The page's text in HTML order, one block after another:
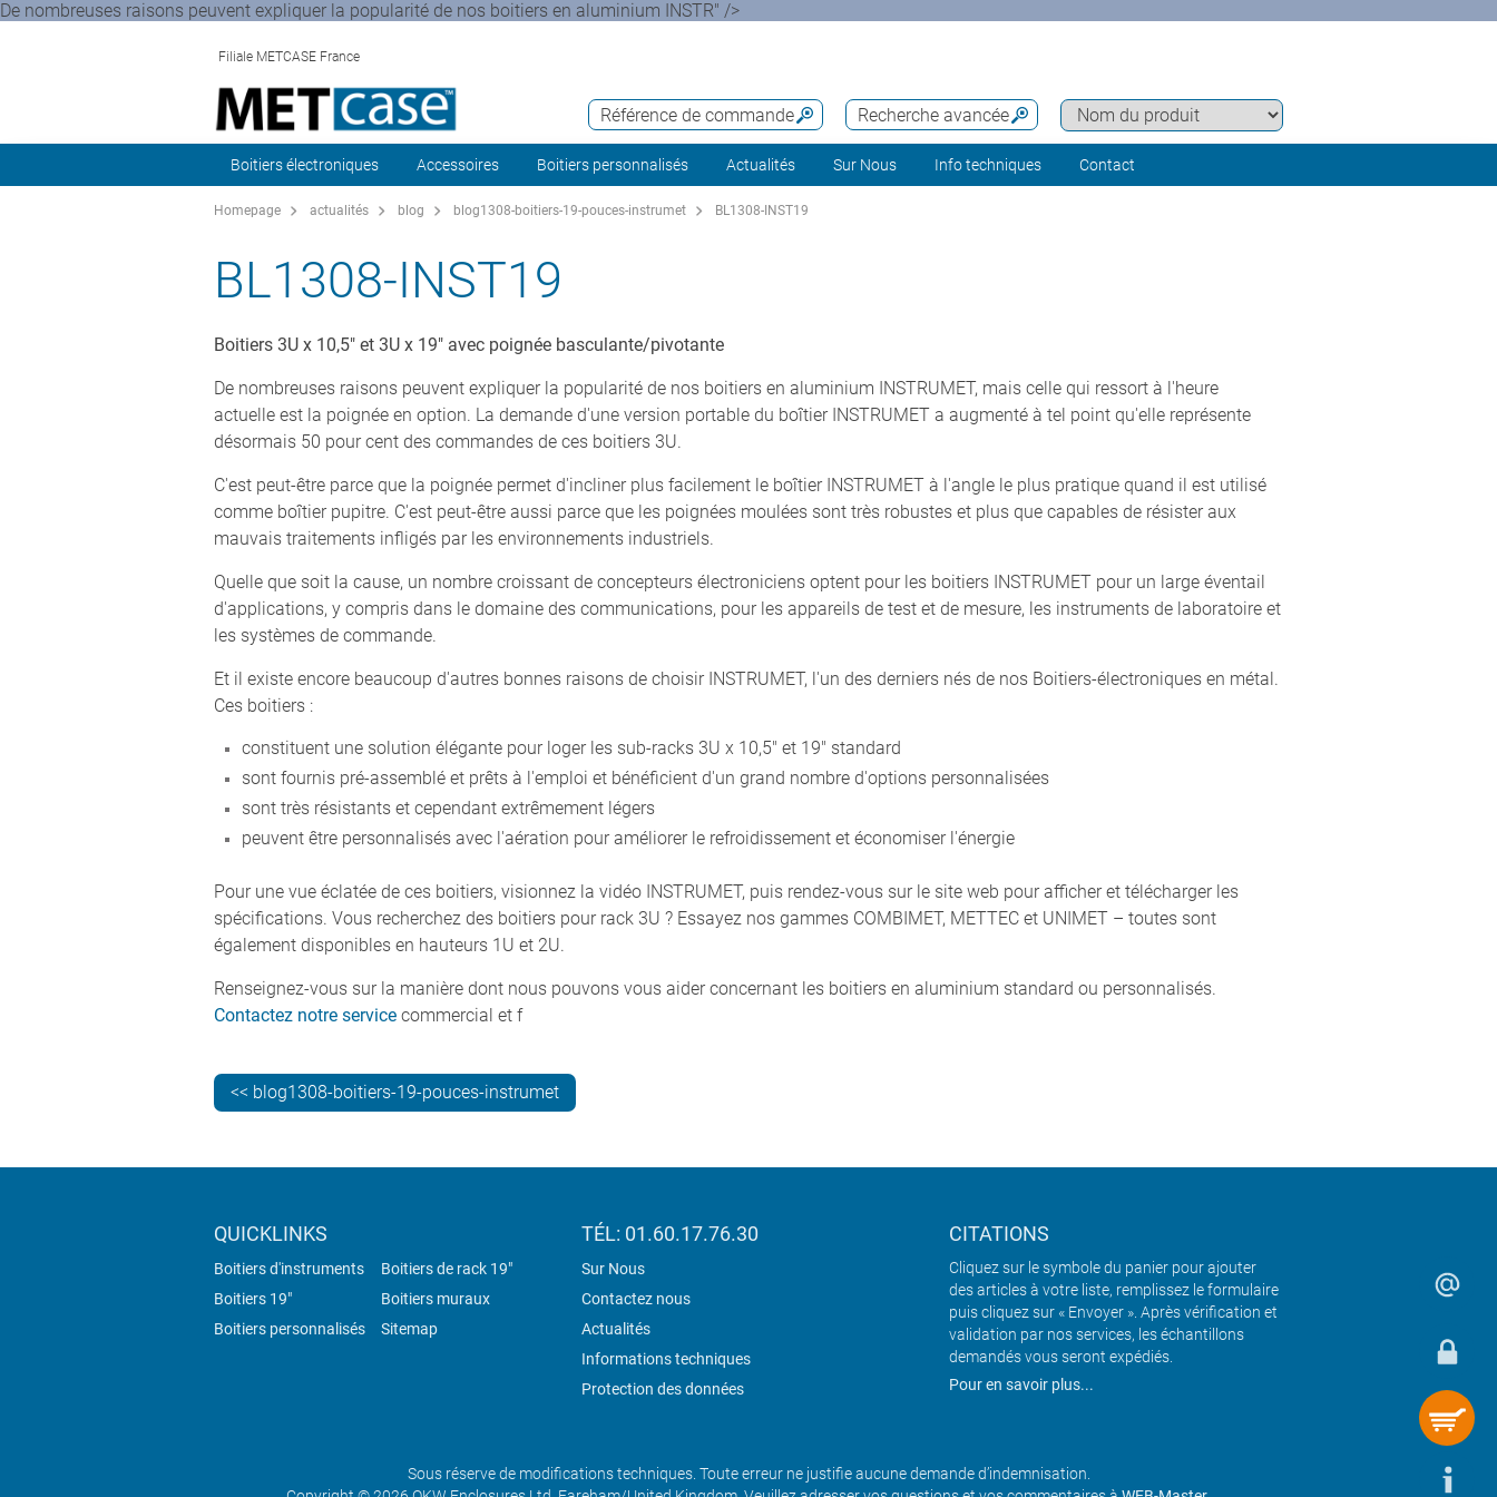
De nombreuses raisons peuvent expliquer la popularité de nos boitiers en aluminium INSTR" />
Filiale METCASE France
Recherche avancée
Référence de commande
Boitiers électroniques Accessoires Boitiers personnalisés Actualités Sur Nous Info techniques Contact
Homepage actualités blog blog1308-boitiers-19-pouces-instrumet BL1308-INST19
BL1308-INST19
Boitiers 3U x 10,5" et 3U x 19" avec poignée basculante/pivotante
De nombreuses raisons peuvent expliquer la popularité de nos boitiers en aluminium INSTRUMET, mais celle qui ressort à l'heure
actuelle est la poignée en option. La demande d'une version portable du boîtier INSTRUMET a augmenté à tel point qu'elle représente
désormais 50 pour cent des commandes de ces boitiers 3U.
C'est peut-être parce que la poignée permet d'incliner plus facilement le boîtier INSTRUMET à l'angle le plus pratique quand il est utilisé
comme boîtier pupitre. C'est peut-être aussi parce que les poignées moulées sont très robustes et plus que capables de résister aux
mauvais traitements infligés par les environnements industriels.
Quelle que soit la cause, un nombre croissant de concepteurs électroniciens optent pour les boitiers INSTRUMET pour un large éventail
d'applications, y compris dans le domaine des communications, pour les appareils de test et de mesure, les instruments de laboratoire et
les systèmes de commande.
Et il existe encore beaucoup d'autres bonnes raisons de choisir INSTRUMET, l'un des derniers nés de nos Boitiers-électroniques en métal.
Ces boitiers :
constituent une solution élégante pour loger les sub-racks 3U x 10,5" et 19" standard
sont fournis pré-assemblé et prêts à l'emploi et bénéficient d'un grand nombre d'options personnalisées
sont très résistants et cependant extrêmement légers
peuvent être personnalisés avec l'aération pour améliorer le refroidissement et économiser l'énergie
Pour une vue éclatée de ces boitiers, visionnez la vidéo INSTRUMET, puis rendez-vous sur le site web pour afficher et télécharger les
spécifications. Vous recherchez des boitiers pour rack 3U ? Essayez nos gammes COMBIMET, METTEC et UNIMET – toutes sont
également disponibles en hauteurs 1U et 2U.
Renseignez-vous sur la manière dont nous pouvons vous aider concernant les boitiers en aluminium standard ou personnalisés.
Contactez notre service commercial et f
<< blog1308-boitiers-19-pouces-instrumet
QUICKLINKS
Boitiers d'instruments
Boitiers de rack 19"
Boitiers 19"
Boitiers muraux
Boitiers personnalisés
Sitemap
TÉL: 01.60.17.76.30
Sur Nous
Contactez nous
Actualités
Informations techniques
Protection des données
CITATIONS
Cliquez sur le symbole du panier pour ajouter
des articles à votre liste, remplissez le formulaire
puis cliquez sur « Envoyer ». Après vérification et
validation par nos services, les échantillons
demandés vous seront expédiés.
Pour en savoir plus...
Sous réserve de modifications techniques. Toute erreur ne justifie aucune demande d’indemnisation.